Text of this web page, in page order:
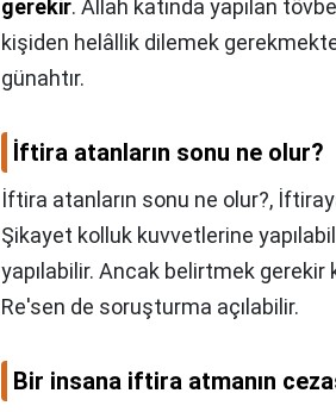
gerekir. Allah katında yapılan
kişiden helâllik dilemek
günahtır.
İftira atanların sonu ne olur?
İftira atanların sonu ne olur?,
Şikayet kolluk kuvvetlerine
yapılabilir. Ancak belirtmek
Re'sen de soruşturma açılabilir.
Bir insana iftira atmanın